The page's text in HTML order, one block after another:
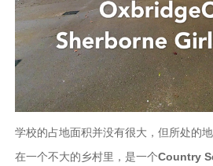
学校的占地面积并没有很大，但所处的
在一个不大的乡村里，是一个Country